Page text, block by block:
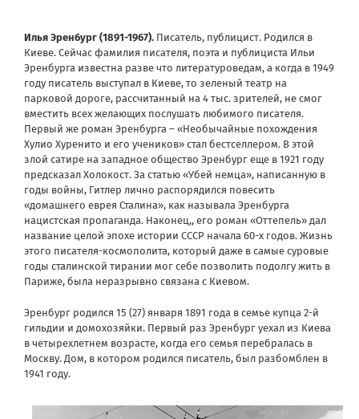
Илья Эренбург (1891-1967). Писатель, публицист. Родился в
Киеве. Сейчас фамилия писателя, поэта и публициста Ильи
Эренбурга известна разве что литературоведам, а когда в 1949
году писатель выступал в Киеве, то зеленый театр на
парковой дороге, рассчитанный на 4 тыс. зрителей, не смог
вместить всех желающих послушать любимого писателя.
Первый же роман Эренбурга – «Необычайные похождения
Хулио Хуренито и его учеников» стал бестселлером. В этой
злой сатире на западное общество Эренбург еще в 1921 году
предсказал Холокост. За статью «Убей немца», написанную в
годы войны, Гитлер лично распорядился повесить
«домашнего еврея Сталина», как называла Эренбурга
нацистская пропаганда. Наконец,, его роман «Оттепель» дал
название целой эпохе истории СССР начала 60-х годов. Жизнь
этого писателя-космополита, который даже в самые суровые
годы сталинской тирании мог себе позволить подолгу жить в
Париже, была неразрывно связана с Киевом.
Эренбург родился 15 (27) января 1891 года в семье купца 2-й
гильдии и домохозяйки. Первый раз Эренбург уехал из Киева
в четырехлетнем возрасте, когда его семья перебралась в
Москву. Дом, в котором родился писатель, был разбомблен в
1941 году.